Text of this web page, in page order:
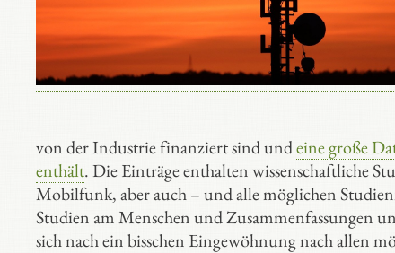
von der Industrie finanziert sind undeine große
enthält. Die Einträge enthalten wissenschaftliche
Mobilfunk, aber auch – und alle möglichen
Studien am Menschen und Zusammenfassungen
sich nach ein bisschen Eingewöhnung nach allen